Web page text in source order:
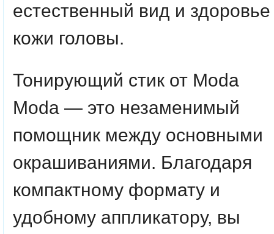
естественный вид и здоровье
кожи головы.
Тонирующий стик от Moda
Moda — это незаменимый
помощник между основными
окрашиваниями. Благодаря
компактному формату и
удобному аппликатору, вы